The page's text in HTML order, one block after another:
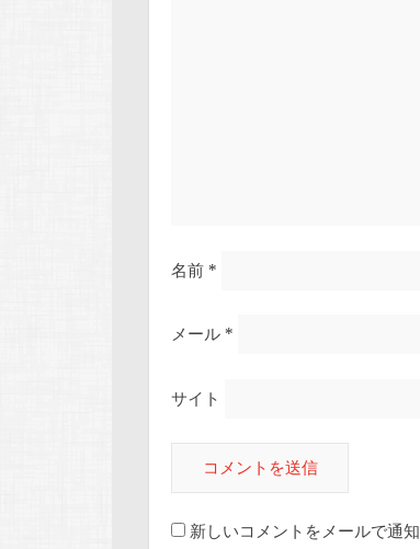
名前 *
メール *
サイト
新しいコメントをメールで通知